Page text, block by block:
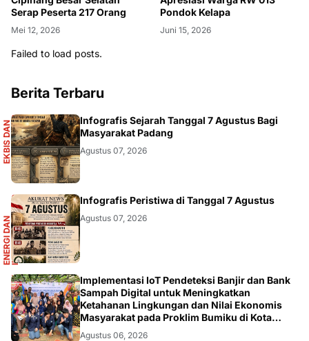
Serap Peserta 217 Orang
Mei 12, 2026
Pondok Kelapa
Juni 15, 2026
Failed to load posts.
Berita Terbaru
E
K
B
I
S
D
A
N
I
N
F
O
G
R
A
F
IS
Infografis Sejarah Tanggal 7 Agustus Bagi
Masyarakat Padang
Agustus 07, 2026
E
N
E
R
G
I
D
A
N
I
N
F
R
A
S
T
R
U
K
T
UR Infografis Peristiwa di Tanggal 7 Agustus
Agustus 07, 2026
DIKBUDRISTEK
Implementasi IoT Pendeteksi Banjir dan Bank
Sampah Digital untuk Meningkatkan
Ketahanan Lingkungan dan Nilai Ekonomis
Masyarakat pada Proklim Bumiku di Kota
Tangerang
Agustus 06, 2026